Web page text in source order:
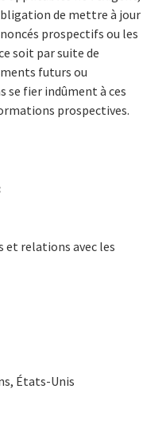
de mettre à jour
prospectifs ou les
soit par suite de
futurs ou
se fier indûment à ces
prospectives.
et relations avec les
États-Unis